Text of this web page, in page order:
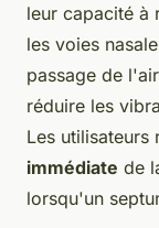
leur capacité à
les voies
passage de
réduire les
Les utilisateurs
immédiate de
lorsqu'un